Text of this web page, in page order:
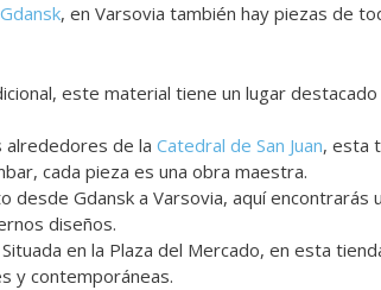
Gdansk, en Varsovia también hay piezas de
este material tiene un lugar destacado
alrededores de la Catedral de San Juan, esta
cada pieza es una obra maestra.
desde Gdansk a Varsovia, aquí encontrarás
diseños.
Situada en la Plaza del Mercado, en esta
y contemporáneas.